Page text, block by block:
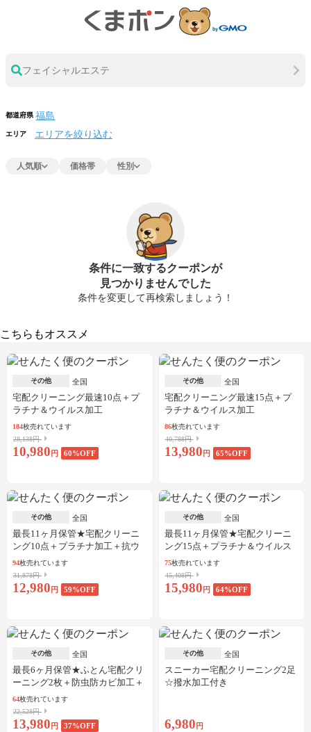
フェイシャルエステ
都道府県
エリア エリアを絞り込む
人気順 価格帯 性別
条件に一致するクーポンが
見つかりませんでした
条件を変更して再検索しましょう！
こちらもオススメ
その他 全国
宅配クリーニング最速10点＋プ
ラチナ＆ウイルス加工
184枚売れています
28,138円
10,980 円 60%OFF
その他 全国
宅配クリーニング最速15点＋プ
ラチナ＆ウイルス加工
86枚売れています
40,788円
13,980 円 65%OFF
その他 全国
最長11ヶ月保管★宅配クリーニ
ング10点＋プラチナ加工＋抗ウ
イルス加工
94枚売れています
31,878円
12,980 円 59%OFF
その他 全国
最長11ヶ月保管★宅配クリーニ
ング15点＋プラチナ＆ウイルス
加工
75枚売れています
45,408円
15,980 円 64%OFF
その他 全国
最長6ヶ月保管★ふとん宅配クリ
ーニング2枚＋防虫防カビ加工＋
しみ抜き
64枚売れています
22,528円
13,980 円 37%OFF
その他 全国
スニーカー宅配クリーニング2足
☆撥水加工付き
6,980 円